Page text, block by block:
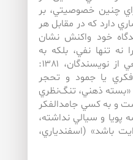
چنين خصوصيتي، بر
دارد كه در مقابل هر
خود واكنش نشان
نه تنها نفي، بلكه به
بدعت و كفر متهم مي‌‌كند (جمعي از نويسندگان، ۱۳۸۱:
فكري يا جمود و تحجر
«بسته ذهني، تنگ‌‌نظري
و به كسي جامدالفكر
پويا و سيالي نداشته،
باشد» (اسفندياري،